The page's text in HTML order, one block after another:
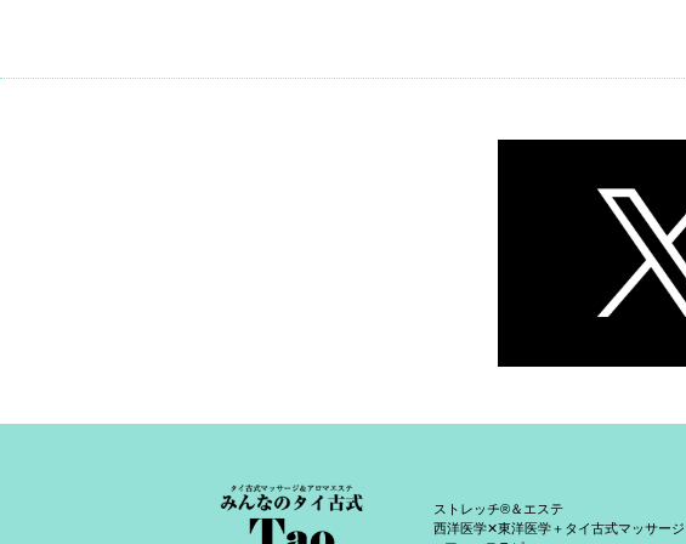
ストレッチ®＆エステ
西洋医学✕東洋医学＋タイ古式マッサージ